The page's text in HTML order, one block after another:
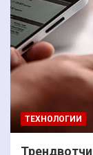
ТЕХНОЛОГИИ